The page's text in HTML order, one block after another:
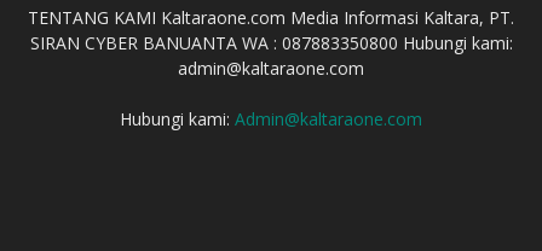
TENTANG KAMI Kaltaraone.com Media Informasi Kaltara, PT.
SIRAN CYBER BANUANTA WA : 087883350800 Hubungi kami:
admin@kaltaraone.com
Hubungi kami: Admin@kaltaraone.com